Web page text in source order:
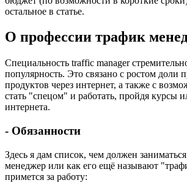
остальное в статье.
О профессии трафик
Специальность traffic manager
популярность. Это связано с ростом доли
продуктов через интернет, а также с
стать "спецом" и работать, пройдя курсы
интернета.
- Обязанности
Здесь я дам список, чем должен
менеджер или как его ещё называют
примется за работу: